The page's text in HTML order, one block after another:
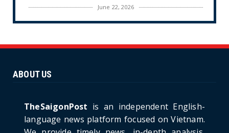
June 22, 2026
CULTURE
Ninh Bride Re-enacts...
Project: An Analysi...
June 21, 2026
HOTNEWS
ABOUT US
TheSaigonPost is an independent English-
language news platform focused on Vietnam.